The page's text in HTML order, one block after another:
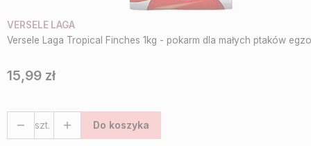
VERSELE LAGA
Versele Laga Tropical Finches 1kg - pokarm dla małych ptaków
Cena
15,99 zł
szt. Do koszyka